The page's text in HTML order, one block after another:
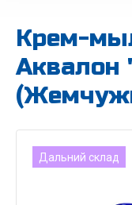
Крем-
Аквалон
Дальний склад